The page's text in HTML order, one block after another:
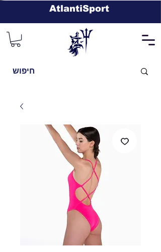
AtlantiSport